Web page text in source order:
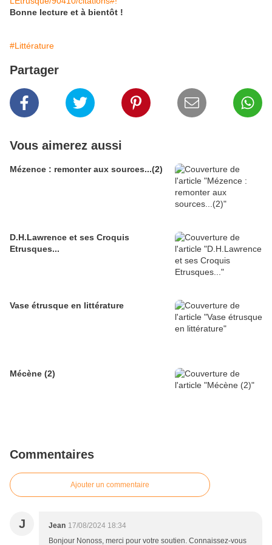
Bonne lecture et à bientôt !
#Littérature
Partager
Vous aimerez aussi
Mézence : remonter aux sources...(2)
D.H.Lawrence et ses Croquis
Etrusques...
Vase étrusque en littérature
Mécène (2)
Commentaires
Ajouter un commentaire
J Jean 17/08/2024 18:34
Bonjour Nonoss, merci pour votre soutien. Connaissez-vous